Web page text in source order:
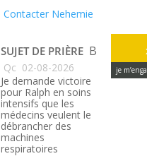
Contacter Nehemie
je
SUJET DE PRIÈRE B
Qc 02-08-2026
Je demande victoire
pour Ralph en soins
intensifs que les
médecins veulent le
débrancher des
machines
respiratoires